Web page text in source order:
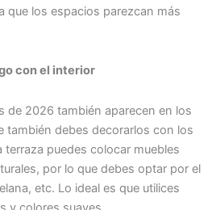
que los espacios parezcan más
con el interior
de 2026 también aparecen en los
también debes decorarlos con los
terraza puedes colocar muebles
por lo que debes optar por el
etc. Lo ideal es que utilices